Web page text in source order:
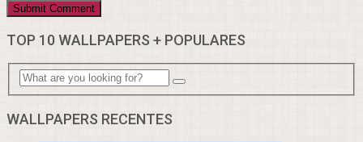
TOP 10 WALLPAPERS + POPULARES
WALLPAPERS RECENTES